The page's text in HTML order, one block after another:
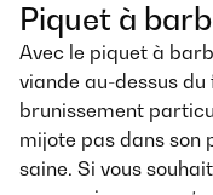
Piquet à
Avec le piquet à
viande au-dessus
brunissement
mijote pas dans
saine. Si vous